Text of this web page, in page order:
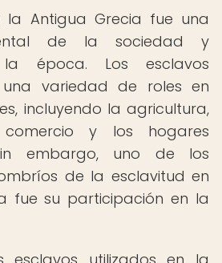
la Antigua Grecia fue una
de la sociedad y
época. Los esclavos
una variedad de roles en
incluyendo la agricultura,
y los hogares
embargo, uno de los
de la esclavitud en
fue su participación en la